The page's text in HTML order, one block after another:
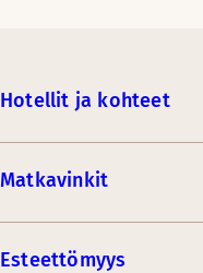
Hotellit ja kohteet
Matkavinkit
Esteettömyys